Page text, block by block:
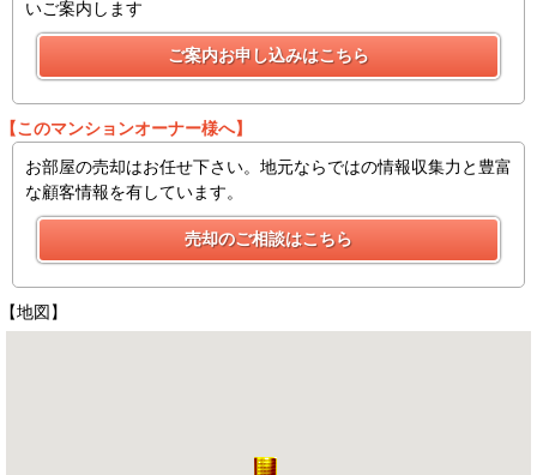
いご案内します
【このマンションオーナー様へ】
お部屋の売却はお任せ下さい。地元ならではの情報収集力と豊富
な顧客情報を有しています。
【地図】